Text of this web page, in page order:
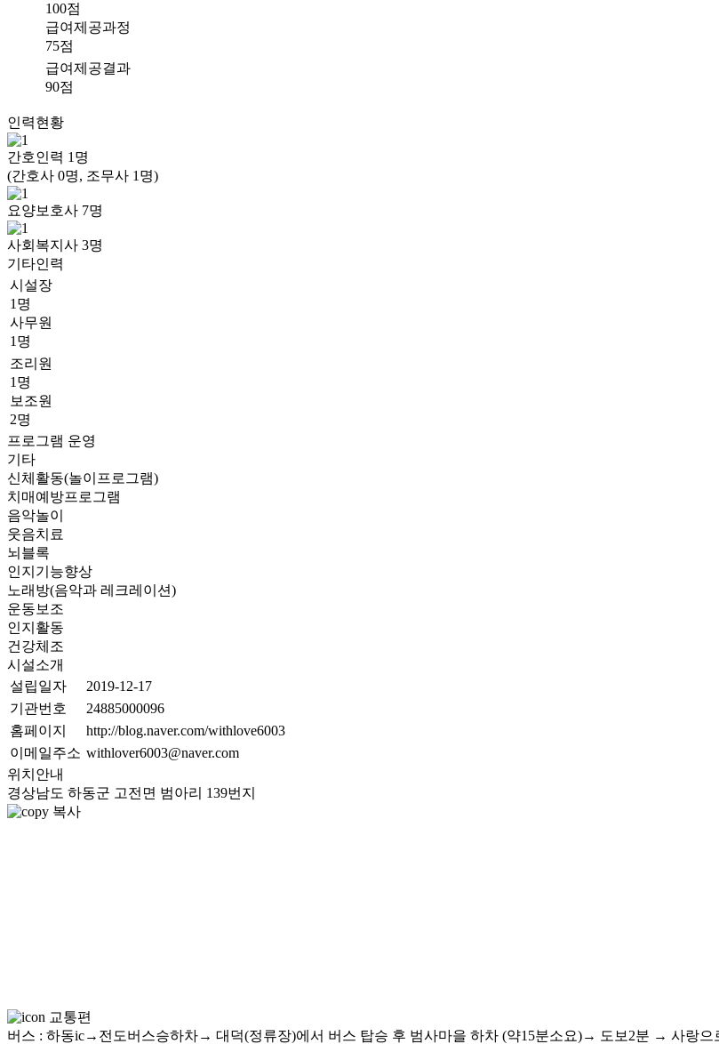
100점
급여제공과정
75점
급여제공결과
90점
인력현황
간호인력 1 명
(간호사 0명, 조무사 1명)
요양보호사 7명
사회복지사 3명
기타인력
시설장
1명
사무원
1명
조리원
1명
보조원
2명
프로그램 운영
기타
신체활동(놀이프로그램)
치매예방프로그램
음악놀이
웃음치료
뇌블록
인지기능향상
노래방(음악과 레크레이션)
운동보조
인지활동
건강체조
시설소개
설립일자
2019-12-17
기관번호
24885000096
홈페이지
http://blog.naver.com/withlove6003
이메일주소 withlover6003@naver.com
위치안내
경상남도 하동군 고전면 범아리 139번지
복사
교통편
버스 : 하동ic→전도버스승하차→ 대덕(정류장)에서 버스 탑승 후 범사마을 하차 (약15분소요)→ 도보2분 → 사랑